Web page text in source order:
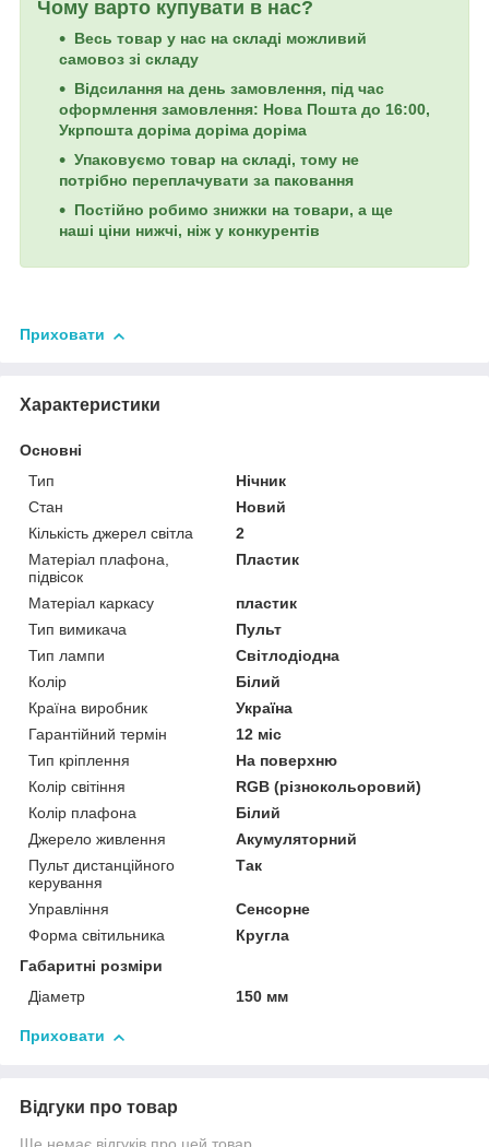
Чому варто купувати в нас?
Весь товар у нас на складі можливий
самовоз зі складу
Відсилання на день замовлення, під час
оформлення замовлення: Нова Пошта до 16:00,
Укрпошта доріма доріма доріма
Упаковуємо товар на складі, тому не
потрібно переплачувати за паковання
Постійно робимо знижки на товари, а ще
наші ціни нижчі, ніж у конкурентів
Приховати
Характеристики
Основні
Тип
Нічник
Стан
Новий
Кількість джерел світла
2
Матеріал плафона,
підвісок
Пластик
Матеріал каркасу
пластик
Тип вимикача
Пульт
Тип лампи
Світлодіодна
Колір
Білий
Країна виробник
Україна
Гарантійний термін
12 міс
Тип кріплення
На поверхню
Колір світіння
RGB (різнокольоровий)
Колір плафона
Білий
Джерело живлення
Акумуляторний
Пульт дистанційного
керування
Так
Управління
Сенсорне
Форма світильника
Кругла
Габаритні розміри
Діаметр
150 мм
Приховати
Відгуки про товар